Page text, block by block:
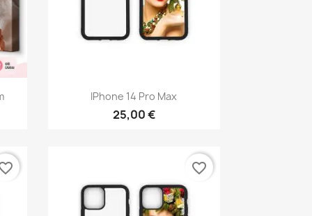
Aperçu rapide
IPhone 14 Pro Max
25,00 €
favorite_border